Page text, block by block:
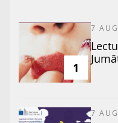
1
7
7